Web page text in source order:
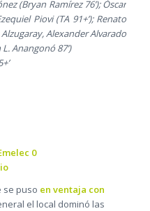
(Bryan Ramírez 76’); Óscar
Piovi (TA 91+’); Renato
Alexander Alvarado
L. Anangonó 87’)
0
se puso en ventaja con
el local dominó las